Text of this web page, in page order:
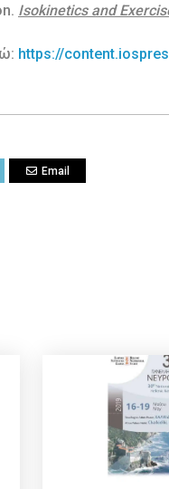
Isokinetics and
https://
Email